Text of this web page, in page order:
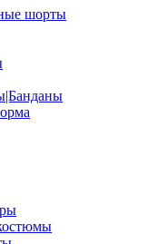
шорты